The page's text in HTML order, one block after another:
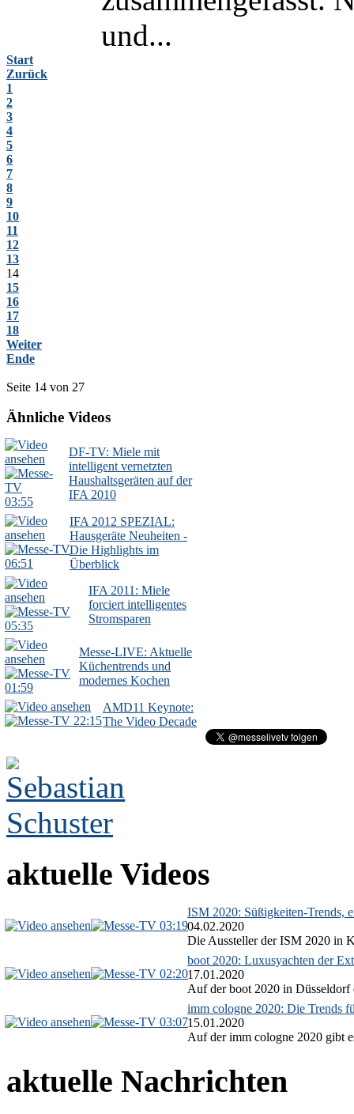
und...
Start
Zurück
1
2
3
4
5
6
7
8
9
10
11
12
13
14
15
16
17
18
Weiter
Ende
Seite 14 von 27
Ähnliche Videos
03:55
DF-TV: Miele mit
intelligent vernetzten
Haushaltsgeräten auf der
IFA 2010
06:51
IFA 2012 SPEZIAL:
Hausgeräte Neuheiten -
Die Highlights im
Überblick
05:35
IFA 2011: Miele
forciert intelligentes
Stromsparen
01:59
Messe-LIVE: Aktuelle
Küchentrends und
modernes Kochen
22:15
AMD11 Keynote:
The Video Decade
aktuelle Videos
03:19
ISM 2020: Süßigkeiten-Trends,
04.02.2020
Die Aussteller der ISM 2020 in
02:20
boot 2020: Luxusyachten der
17.01.2020
Auf der boot 2020 in Düsseldorf
03:07
imm cologne 2020: Die Trends
15.01.2020
Auf der imm cologne 2020 gibt
aktuelle Nachrichten